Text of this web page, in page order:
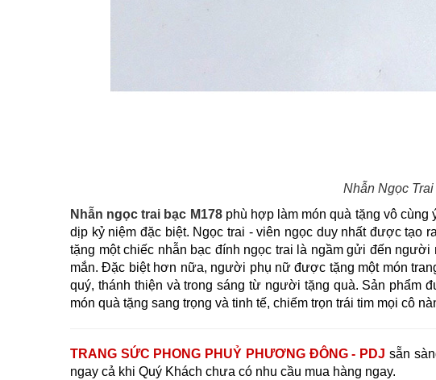
Nhẫn Ngọc
Nhẫn ngọc trai bạc M178phù hợp làm món quà tặng vô cùng
dịp kỷ niệm đặc biệt. Ngọc trai - viên ngọc duy nhất được tạo
tặng một chiếc nhẫn bạc đính ngọc trai là ngầm gửi đến
mắn. Đặc biệt hơn nữa, người phụ nữ được tặng một món
quý, thánh thiện và trong sáng từ người tặng quà. Sản phẩm
món quà tặng sang trọng và tinh tế, chiếm trọn trái tim mọi cô
TRANG SỨC PHONG PHUỶ PHƯƠNG ĐÔNG - PDJ sẵn
ngay cả khi Quý Khách chưa có nhu cầu mua hàng ngay.